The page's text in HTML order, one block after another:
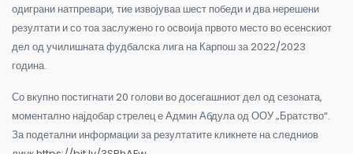
одиграни натпревари, тие извојуваа шест победи и два нерешени
резултати и со тоа заслужено го освоија првото место во есенскиот
дел од училишната фудбалска лига на Карпош за 2022/2023
година.
Со вкупно постигнати 20 голови во досегашниот дел од сезоната,
моментално најдобар стрелец е Админ Абдула од ООУ „Братство“.
За подетални информации за резултатите кликнете на следниов